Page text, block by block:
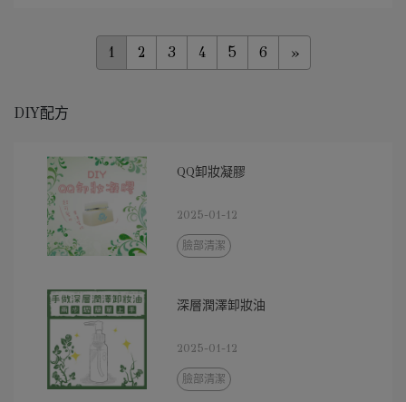
1 2 3 4 5 6 »
DIY配方
QQ卸妝凝膠
2025-01-12
臉部清潔
深層潤澤卸妝油
2025-01-12
臉部清潔